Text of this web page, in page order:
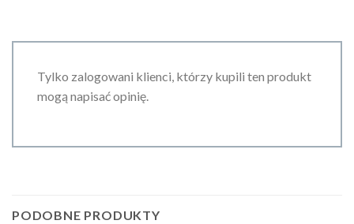
Tylko zalogowani klienci, którzy kupili ten produkt
mogą napisać opinię.
PODOBNE PRODUKTY